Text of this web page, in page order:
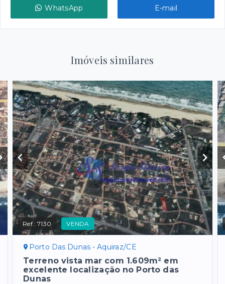
WhatsApp E-mail
Imóveis similares
Ref.:7130 VENDA
Porto Das Dunas - Aquiraz/CE
Terreno vista mar com 1.609m² em
excelente localização no Porto das
Dunas